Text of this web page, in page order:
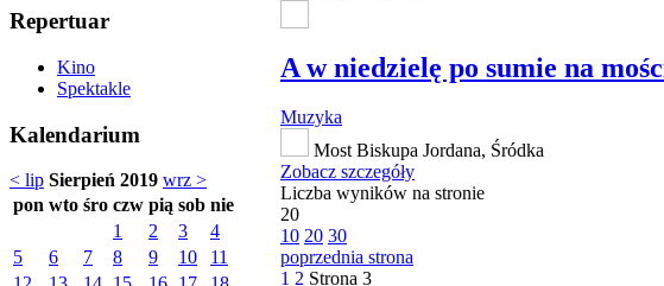
Repertuar
Kino
Spektakle
Kalendarium
< lip Sierpień 2019 wrz >
pon wto śro czw pią sob nie
1
2 3
4
5
6 7 8 9 10
11
A w niedzielę po sumie na
Muzyka
Most Biskupa Jordana, Śródka
Zobacz szczegóły
Liczba wyników na stronie
20
10 20 30
poprzednia strona
1 2 Strona 3